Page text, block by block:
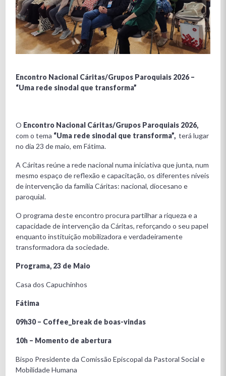
Encontro Nacional Cáritas/Grupos Paroquiais 2026 –
“Uma rede sinodal que transforma”
O Encontro Nacional Cáritas/Grupos Paroquiais 2026,
com o tema “Uma rede sinodal que transforma”,terá lugar
no dia 23 de maio, em Fátima.
A Cáritas reúne a rede nacional numa iniciativa que junta, num
mesmo espaço de reflexão e capacitação, os diferentes níveis
de intervenção da família Cáritas: nacional, diocesano e
paroquial.
O programa deste encontro procura partilhar a riqueza e a
capacidade de intervenção da Cáritas, reforçando o seu papel
enquanto instituição mobilizadora e verdadeiramente
transformadora da sociedade.
Programa, 23 de Maio
Casa dos Capuchinhos
Fátima
09h30 – Coffee_break de boas-vindas
10h – Momento de abertura
Bispo Presidente da Comissão Episcopal da Pastoral Social e
Mobilidade Humana